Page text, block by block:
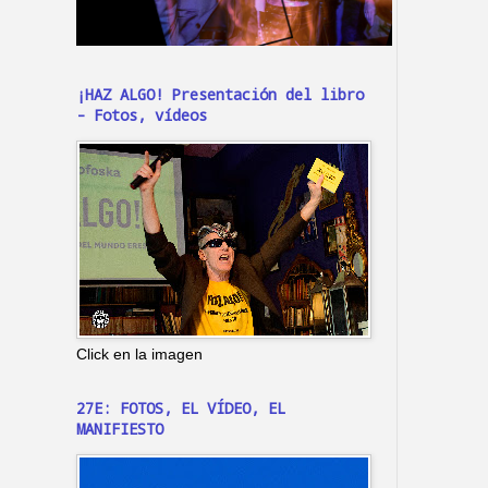
¡HAZ ALGO! Presentación del libro
- Fotos, vídeos
Click en la imagen
27E: FOTOS, EL VÍDEO, EL
MANIFIESTO